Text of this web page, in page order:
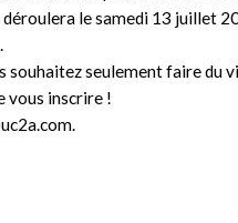
déroulera le samedi 13 juillet
souhaitez seulement faire du
vous inscrire !